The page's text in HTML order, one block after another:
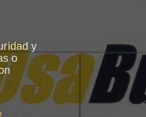
y
o